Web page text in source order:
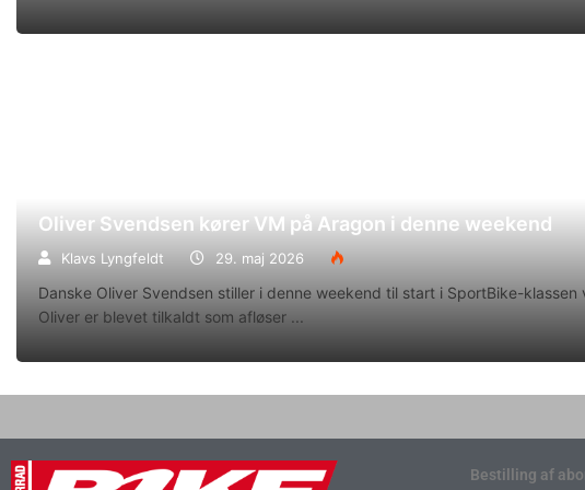
Oliver Svendsen kører VM på Aragon i denne weekend
Klavs Lyngfeldt 29. maj 2026
Danske Oliver Svendsen stiller i denne weekend til start i SportBike-
Oliver er blevet tilkaldt som afløser
Bestilling af